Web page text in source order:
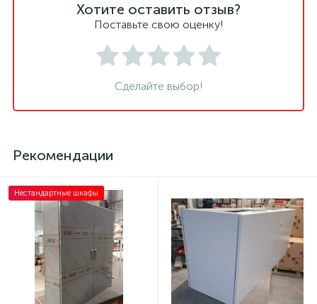
Хотите оставить отзыв?
Поставьте свою оценку!
Сделайте выбор!
Рекомендации
Нестандартные шкафы